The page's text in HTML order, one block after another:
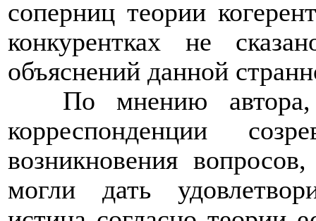
соперниц теории
конкурентках не
объяснений данной
По мнению автора,
корреспонденции
возникновения
могли дать